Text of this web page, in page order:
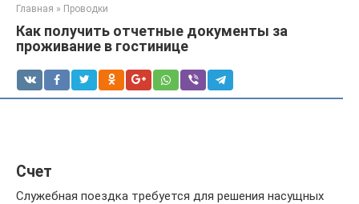
Главная » Проводки
Как получить отчетные документы за
проживание в гостинице
Счет
Служебная поездка требуется для решения насущных